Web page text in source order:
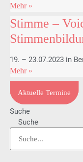
Mehr »
Stimme –
19. – 23.07.2023 in
Mehr »
Aktuelle Termine
Suche
Suche